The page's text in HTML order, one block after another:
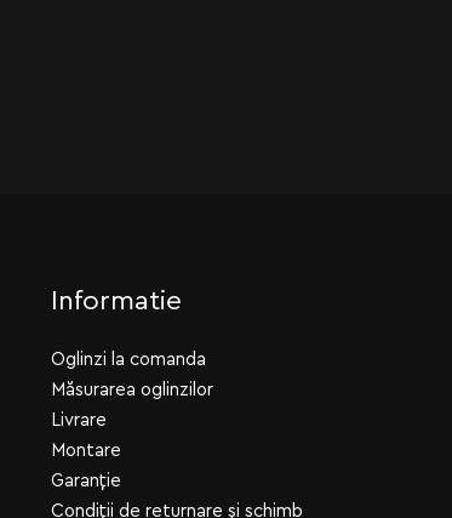
Informatie
Oglinzi la comanda
Măsurarea oglinzilor
Livrare
Montare
Garanție
Condiții de returnare și schimb